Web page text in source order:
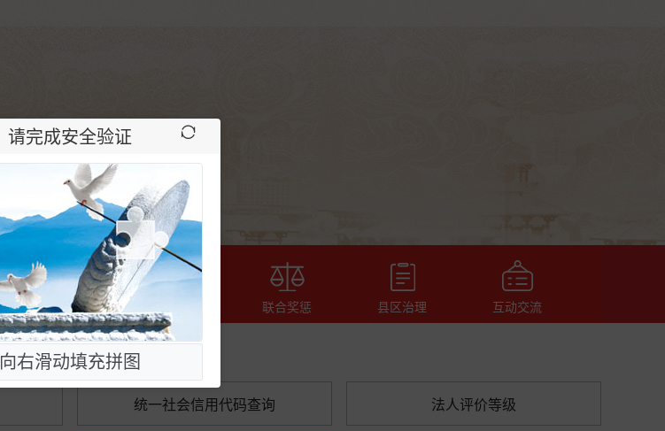
信用服务 联合奖惩 县区治理 互动交流
统一社会信用代码查询 法人评价等级
请完成安全验证
向右滑动填充拼图